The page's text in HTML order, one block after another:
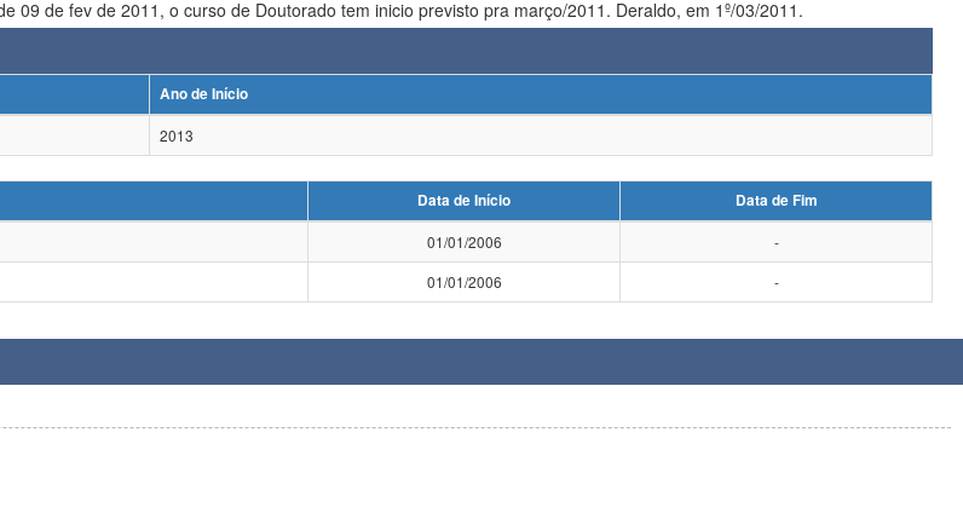
De acordo com doc OFicio nº 037/2011-PROPG de 09 de fev de 2011, o curso de Doutorado tem inicio previsto pra março/2011. Deraldo, em 1º/03/2011.
Ano de Início
2013
Data de Início
Data de Fim
01/01/2006
-
01/01/2006 -